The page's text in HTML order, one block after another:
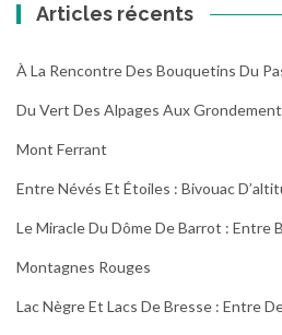
Articles récents
À La Rencontre Des Bouquetins Du
Du Vert Des Alpages Aux
Mont Ferrant
Entre Névés Et Étoiles : Bivouac
Le Miracle Du Dôme De Barrot : Entre
Montagnes Rouges
Lac Nègre Et Lacs De Bresse : Entre